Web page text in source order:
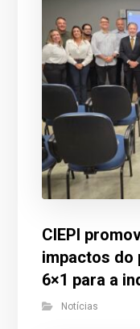
CIEPI
impactos do
6×1 para a
Notícias